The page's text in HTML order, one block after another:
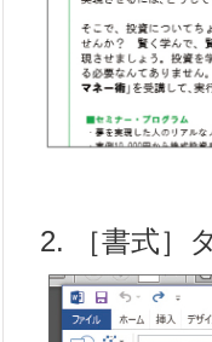
2. ［書式］